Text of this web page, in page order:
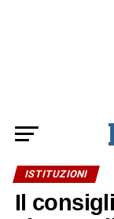
ISTITUZIONI
Il